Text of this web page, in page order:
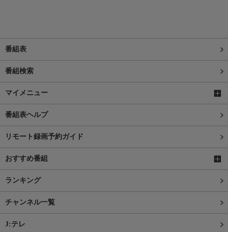
番組表
番組検索
マイメニュー
番組表ヘルプ
リモート録画予約ガイド
おすすめ番組
ランキング
チャンネル一覧
J:テレ